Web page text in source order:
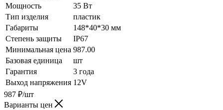
Мощность
35 Вт
Тип изделия
пластик
Габариты
148*40*30 мм
Степень защиты
IP67
Минимальная цена 987.00
Базовая единица
шт
Гарантия
3 года
Выход напряжения 12V
987 ₽/шт
Варианты цен